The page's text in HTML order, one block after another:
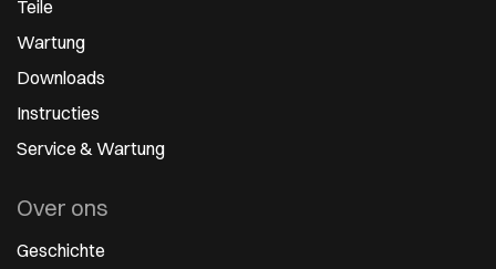
Teile
Wartung
Downloads
Instructies
Service & Wartung
Over ons
Geschichte